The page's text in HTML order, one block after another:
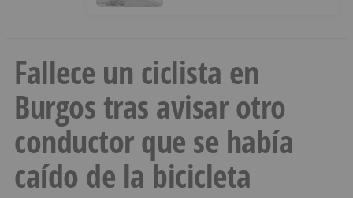
Fallece un ciclista en
Burgos tras avisar otro
conductor que se había
caído de la bicicleta